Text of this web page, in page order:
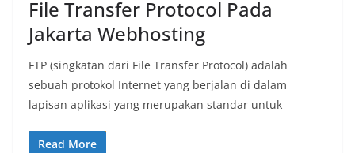
File Transfer Protocol Pada
Jakarta Webhosting
FTP (singkatan dari File Transfer Protocol) adalah
sebuah protokol Internet yang berjalan di dalam
lapisan aplikasi yang merupakan standar untuk
Read More